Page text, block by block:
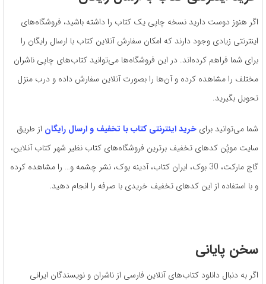
اگر هنوز دوست دارید نسخه چاپی یک کتاب را داشته باشید، فروشگاه‌های
اینترنتی زیادی وجود دارند که امکان سفارش آنلاین کتاب با ارسال رایگان را
برای شما فراهم کرده‌اند. در این فروشگاه‌ها می‌توانید کتاب‌های چاپی ناشران
مختلف را مشاهده کرده و آن‌ها را بصورت آنلاین سفارش داده و درب منزل
تحویل بگیرید.
شما می‌توانید برای خرید اینترنتی کتاب با تخفیف و ارسال رایگان از طریق
سایت موپُن کدهای تخفیف برترین فروشگاه‌های کتاب نظیر شهر کتاب آنلاین،
گاج مارکت، 30 بوک، ایران کتاب، آدینه بوک، نشر چشمه و… را مشاهده کرده
و با استفاده از این کدهای تخفیف خریدی با صرفه را انجام دهید.
سخن پایانی
اگر به دنبال دانلود کتاب‌های آنلاین فارسی از ناشران و نویسندگان ایرانی